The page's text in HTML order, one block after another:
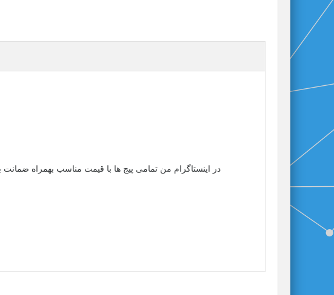
در اینستاگرام من تمامی پیج ها با قیمت مناسب بهمراه